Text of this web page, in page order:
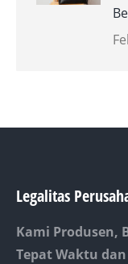
Legalitas
Kami Produsen,
Tepat Waktu